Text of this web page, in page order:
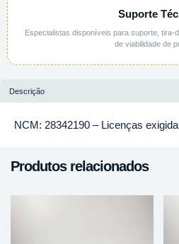
Suporte
Especialistas disponíveis para suporte, tira-
de viabilidade de
Descrição
NCM: 28342190 – Licenças
Produtos relacionados